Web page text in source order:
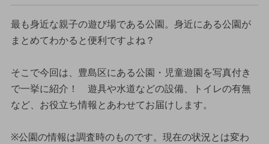
最も身近な親子の遊び場である公園。身近にある公園が
まとめてわかると便利ですよね？
そこで今回は、豊島区にある公園・児童遊園を写真付き
で一挙に紹介！ 遊具や水道などの設備、トイレの有無
など、お役立ち情報とあわせてお届けします。
※公園の情報は調査時のものです。現在の状況とは変わ